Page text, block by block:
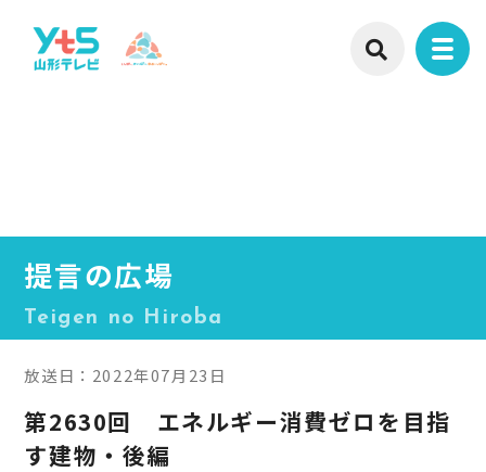
提言の広場
Teigen no Hiroba
放送日：2022年07月23日
第2630回 エネルギー消費ゼロを目指
す建物・後編